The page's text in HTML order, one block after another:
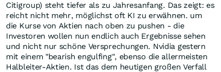
Citigroup) steht tiefer als zu Jahresanfang. Das zeigt: es
reicht nicht mehr, möglichst oft KI zu erwähnen. um
die Kurse von Aktien nach oben zu pushen - die
Investoren wollen nun endlich auch Ergebnisse sehen
und nicht nur schöne Versprechungen. Nvidia gestern
mit einem "bearish engulfing", ebenso die allermeisten
Halbleiter-Aktien. Ist das dem heutigen großen Verfall